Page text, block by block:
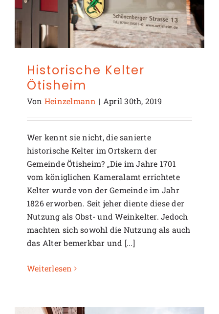
Historische Kelter
Ötisheim
Von Heinzelmann | April 30th, 2019
Wer kennt sie nicht, die sanierte
historische Kelter im Ortskern der
Gemeinde Ötisheim? „Die im Jahre 1701
vom königlichen Kameralamt errichtete
Kelter wurde von der Gemeinde im Jahr
1826 erworben. Seit jeher diente diese der
Nutzung als Obst- und Weinkelter. Jedoch
machten sich sowohl die Nutzung als auch
das Alter bemerkbar und [...]
Weiterlesen